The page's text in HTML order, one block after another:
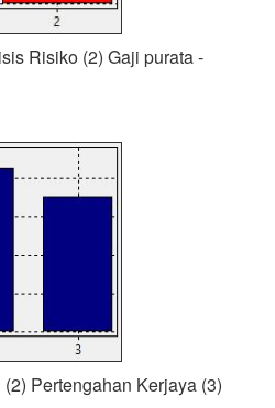
Risiko (2) Gaji purata -
Pertengahan Kerjaya (3)